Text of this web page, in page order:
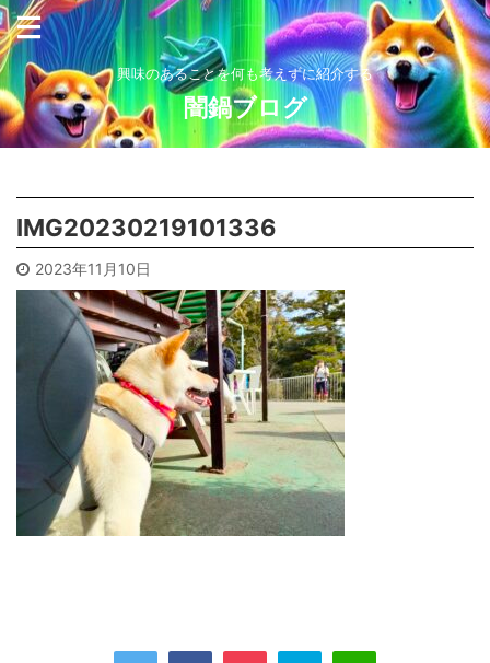
興味のあることを何も考えずに紹介する
闇鍋ブログ
IMG20230219101336
2023年11月10日